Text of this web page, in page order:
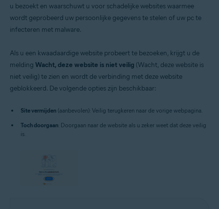
u bezoekt en waarschuwt u voor schadelijke websites waarmee
wordt geprobeerd uw persoonlijke gegevens te stelen of uw pc te
infecteren met malware.
Als u een kwaadaardige website probeert te bezoeken, krijgt u de
melding Wacht, deze website is niet veilig (Wacht, deze website is
niet veilig) te zien en wordt de verbinding met deze website
geblokkeerd. De volgende opties zijn beschikbaar:
Site vermijden (aanbevolen): Veilig terugkeren naar de vorige webpagina.
Toch doorgaan: Doorgaan naar de website als u zeker weet dat deze veilig
is.